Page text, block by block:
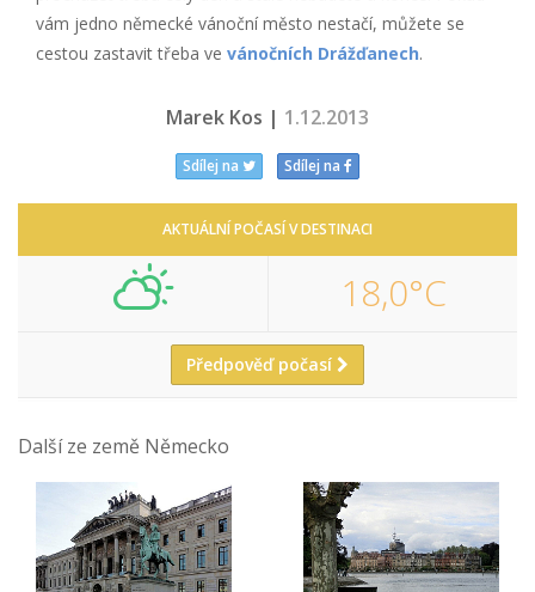
vám jedno německé vánoční město nestačí, můžete se
cestou zastavit třeba ve vánočních Drážďanech.
Marek Kos | 1.12.2013
Sdílej na Sdílej na
AKTUÁLNÍ POČASÍ V DESTINACI
18,0°C
Předpověď počasí
Další ze země Německo